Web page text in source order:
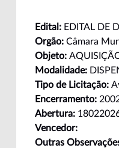
Edital: EDITAL DE
Orgão: Câmara
Objeto:
Modalidade:
Tipo de Licitação:
Encerramento:
Abertura:
Vencedor:
Outras